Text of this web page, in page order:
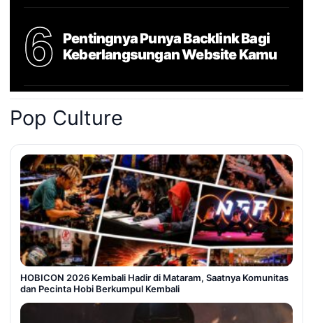
6
Pentingnya Punya Backlink Bagi
Keberlangsungan Website Kamu
Pop Culture
HOBICON 2026 Kembali Hadir di Mataram, Saatnya Komunitas
dan Pecinta Hobi Berkumpul Kembali